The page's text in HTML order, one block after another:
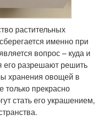
растительных
именно при
вопрос – куда и
его разрешают решить
хранения овощей в
только прекрасно
стать его украшением,